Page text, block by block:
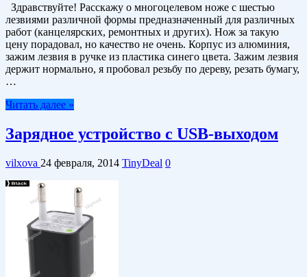
Здравствуйте! Расскажу о многоцелевом ноже с шестью
лезвиями различной формы предназначенный для различных
работ (канцелярских, ремонтных и других). Нож за такую
цену порадовал, но качество не очень. Корпус из алюминия,
зажим лезвия в ручке из пластика синего цвета. Зажим лезвия
держит нормально, я пробовал резьбу по дереву, резать бумагу,
…
Читать далее »
Зарядное устройство с USB-выходом
vilxova 24 февраля, 2014 TinyDeal 0